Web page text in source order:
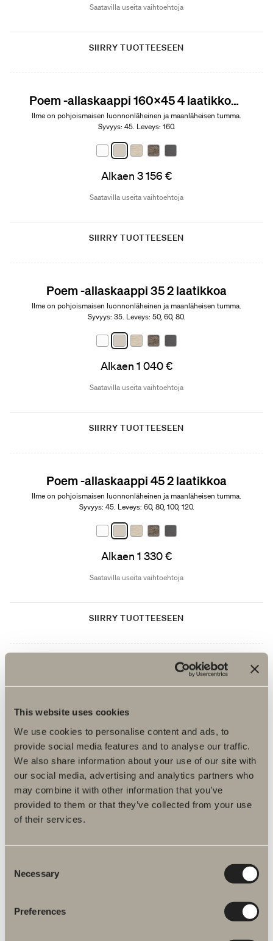
This website uses cookies
We use cookies to personalise content and ads, to
provide social media features and to analyse our traffic.
We also share information about your use of our site with
our social media, advertising and analytics partners who
may combine it with other information that you’ve
provided to them or that they’ve collected from your use
of their services.
Selection
Necessary
Preferences
Saatavilla useita vaihtoehtoja
SIIRRY TUOTTEESEEN
Poem -allaskaappi 160x45 4 laatikkoa ja malja-allas
Ilme on pohjoismaisen luonnonläheinen ja maanläheisen tumma.
Syvyys: 45. Leveys: 160.
Alkaen 3 156 €
Saatavilla useita vaihtoehtoja
SIIRRY TUOTTEESEEN
Poem -allaskaappi 35 2 laatikkoa
Ilme on pohjoismaisen luonnonläheinen ja maanläheisen tumma.
Syvyys: 35. Leveys: 50, 60, 80.
Alkaen 1 040 €
Saatavilla useita vaihtoehtoja
SIIRRY TUOTTEESEEN
Poem -allaskaappi 45 2 laatikkoa
Ilme on pohjoismaisen luonnonläheinen ja maanläheisen tumma.
Syvyys: 45. Leveys: 60, 80, 100, 120.
Alkaen 1 330 €
Saatavilla useita vaihtoehtoja
SIIRRY TUOTTEESEEN
Poem -allaskaappi 120x45 4 laatikkoa
Ilme on pohjoismaisen luonnonläheinen ja maanläheisen tumma.
Alkaen 2 925 €
Saatavilla useita vaihtoehtoja
SIIRRY TUOTTEESEEN
Poem -allaskaappi 160x45 4 laatikkoa
Ilme on pohjoismaisen luonnonläheinen ja maanläheisen tumma.